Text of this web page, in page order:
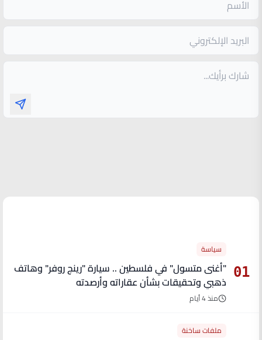
01
سياسة
"أغنى متسول" في فلسطين .. سيارة "رينج روفر" وهاتف
ذهبي وتحقيقات بشأن عقاراته وأرصدته
منذ 4 أيام
ملفات ساخنة